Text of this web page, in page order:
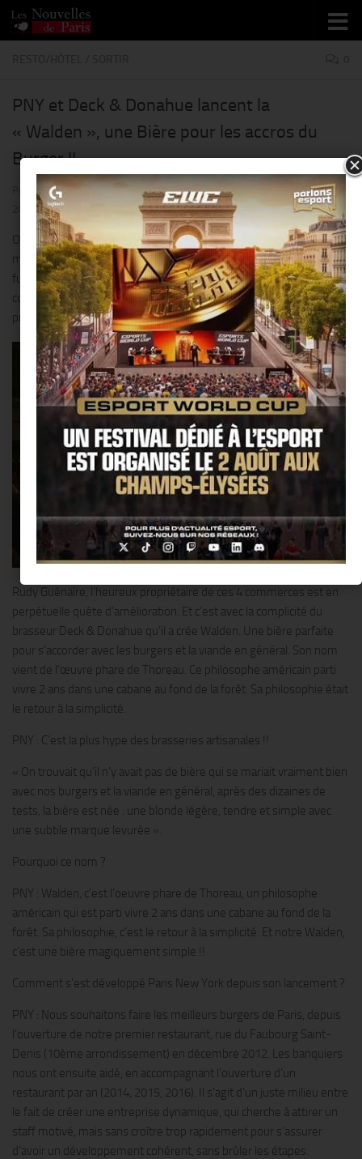
Skip to content
PNY et Deck & Donahue lancent la
« Walden », une Bière pour les accros du
Burger !!
THIERRY KER · PUBLIÉ15 FÉVRIER 2017· MIS À JOUR
16 FÉVRIER
On ne présente plus PNY et ses délicieux burgers. Parmi les
meilleurs de la capitale. En quelques années, le succès a été
fulgurant, et ce sont 4 enseignes que l’on retrouve à Paris. Sans
compter Paris Texas qui joue la carte de la viande, grillée de
préférence.
Rudy Guénaire, l’heureux propriétaire de ces 4 commerces est en
perpétuelle quête d’amélioration. Et c’est avec la complicité du
brasseur Deck & Donahue qu’il a crée Walden. Une bière parfaite
pour s’accorder avec les burgers et la viande en général. Son nom
vient de l’œuvre phare de Thoreau. Ce philosophe américain parti
vivre 2 ans dans une cabane au fond de la forêt. Sa philosophie était
le retour à la simplicité.
PNY : C’est la plus hype des brasseries artisanales !!
« On trouvait qu’il n’y avait pas de bière qui se mariait vraiment bien
avec nos burgers et la viande en général, après des dizaines de
tests, la bière est née : une blonde légère, tendre et simple avec
une subtile marque levurée ».
Pourquoi ce nom ?
PNY : Walden, c’est l’oeuvre phare de Thoreau, un philosophe
américain qui est parti vivre 2 ans dans une cabane au fond de la
forêt. Sa philosophie, c’est le retour à la simplicité. Et notre Walden,
c’est une bière magiquement simple !!
Comment s’est développé Paris New York depuis son lancement ?
PNY : Nous souhaitons faire les meilleurs burgers de Paris, depuis
l’ouverture de notre premier restaurant, rue du Faubourg Saint-
Denis (10ème arrondissement) en décembre 2012. Les banquiers
nous ont ensuite aidé, en accompagnant l’ouverture d’un
restaurant par an (2014, 2015, 2016). Il s’agit d’un juste milieu entre
le fait de créer une entreprise dynamique, qui cherche à attirer un
staff motivé, mais sans croître trop rapidement pour s’assurer
d’avoir un développement cohérent, sans brûler les étapes.